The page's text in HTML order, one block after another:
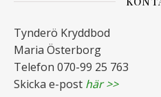
Tynderö Kryddbod
Maria Österborg
Telefon 070-99 25 763
Skicka e-post här >>